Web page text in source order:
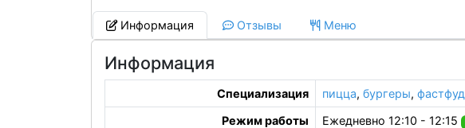
Информация Отзывы Меню
Информация
Специализация пицца, бургеры, фастфуд
Режим работы
Ежедневно 12:10 - 12:15